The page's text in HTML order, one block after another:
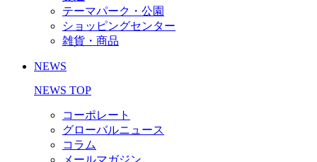
テーマパーク・公園
ショッピングセンター
雑貨・商品
NEWS
NEWS TOP
コーポレート
グローバルニュース
コラム
メールマガジン